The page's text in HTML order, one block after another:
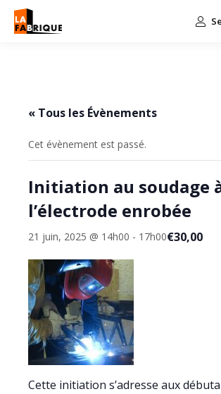
« Tous les Évènements
Cet évènement est passé.
Initiation au soudage
l’électrode enrobée
21 juin, 2025 @ 14h00 - 17h00€30,00
Cette initiation s’adresse aux